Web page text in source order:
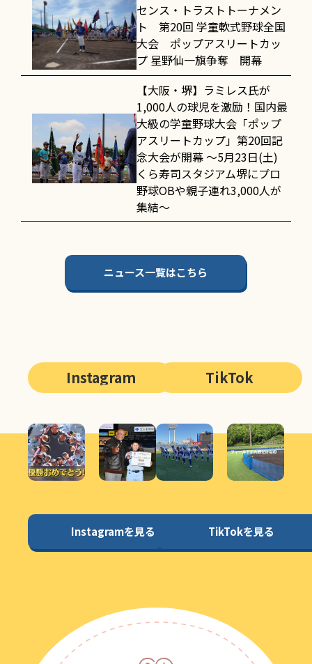
センス・トラストトーナメン
ト 第20回 学童軟式野球全国
大会 ポップアスリートカッ
プ 星野仙一旗争奪 開幕
【大阪・堺】ラミレス氏が
1,000人の球児を激励！国内最
大級の学童野球大会「ポップ
アスリートカップ」第20回記
念大会が開幕 〜5月23日(土)
くら寿司スタジアム堺にプロ
野球OBや親子連れ3,000人が
集結〜
ニュース一覧はこちら
Instagram
Instagramを見る
TikTok
TikTokを見る